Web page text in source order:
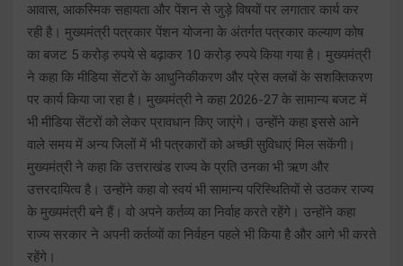
आवास, आकस्मिक सहायता और पेंशन से जुड़े विषयों पर लगातार कार्य कर
रही है। मुख्यमंत्री पत्रकार पेंशन योजना के अंतर्गत पत्रकार कल्याण कोष
का बजट 5 करोड़ रुपये से बढ़ाकर 10 करोड़ रुपये किया गया है। मुख्यमंत्री
ने कहा कि मीडिया सेंटरों के आधुनिकीकरण और प्रेस क्लबों के सशक्तिकरण
पर कार्य किया जा रहा है। मुख्यमंत्री ने कहा 2026-27 के सामान्य बजट में
भी मीडिया सेंटरों को लेकर प्रावधान किए जाएंगे। उन्होंने कहा इससे आने
वाले समय में अन्य जिलों में भी पत्रकारों को अच्छी सुविधाएं मिल सकेंगी।
मुख्यमंत्री ने कहा कि उत्तराखंड राज्य के प्रति उनका भी ऋण और
उत्तरदायित्व है। उन्होंने कहा वो स्वयं भी सामान्य परिस्थितियों से उठकर राज्य
के मुख्यमंत्री बने हैं। वो अपने कर्तव्य का निर्वाह करते रहेंगे। उन्होंने कहा
राज्य सरकार ने अपनी कर्तव्यों का निर्वहन पहले भी किया है और आगे भी करते
रहेंगे।